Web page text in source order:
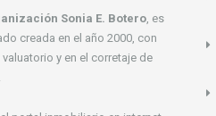
Sonia E. Botero , es
creada en el año 2000, con
y en el corretaje de